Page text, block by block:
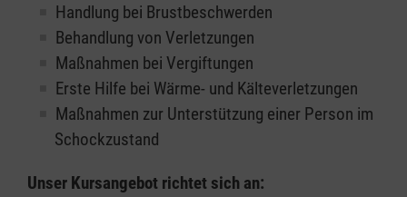
Handlung bei Brustbeschwerden
Behandlung von Verletzungen
Maßnahmen bei Vergiftungen
Erste Hilfe bei Wärme- und Kälteverletzungen
Maßnahmen zur Unterstützung einer Person im
Schockzustand
Unser Kursangebot richtet sich an: